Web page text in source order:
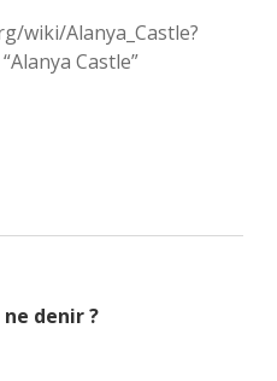
wiki/Alanya_Castle?
Castle”
denir ?